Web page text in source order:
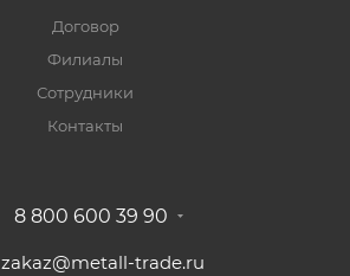
Договор
Филиалы
Сотрудники
Контакты
8 800 600 39 90
zakaz@metall-trade.ru